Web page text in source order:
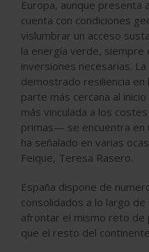
Europa, aunque presenta
cuenta con condiciones
vislumbrar un acceso
la energía verde, siempre
inversiones necesarias.
demostrado resiliencia
parte más cercana al
más vinculada a los
primas— se encuentra en
ha señalado en varias
Feique, Teresa Rasero.
España dispone de
consolidados a lo largo
afrontar el mismo reto
que el resto del